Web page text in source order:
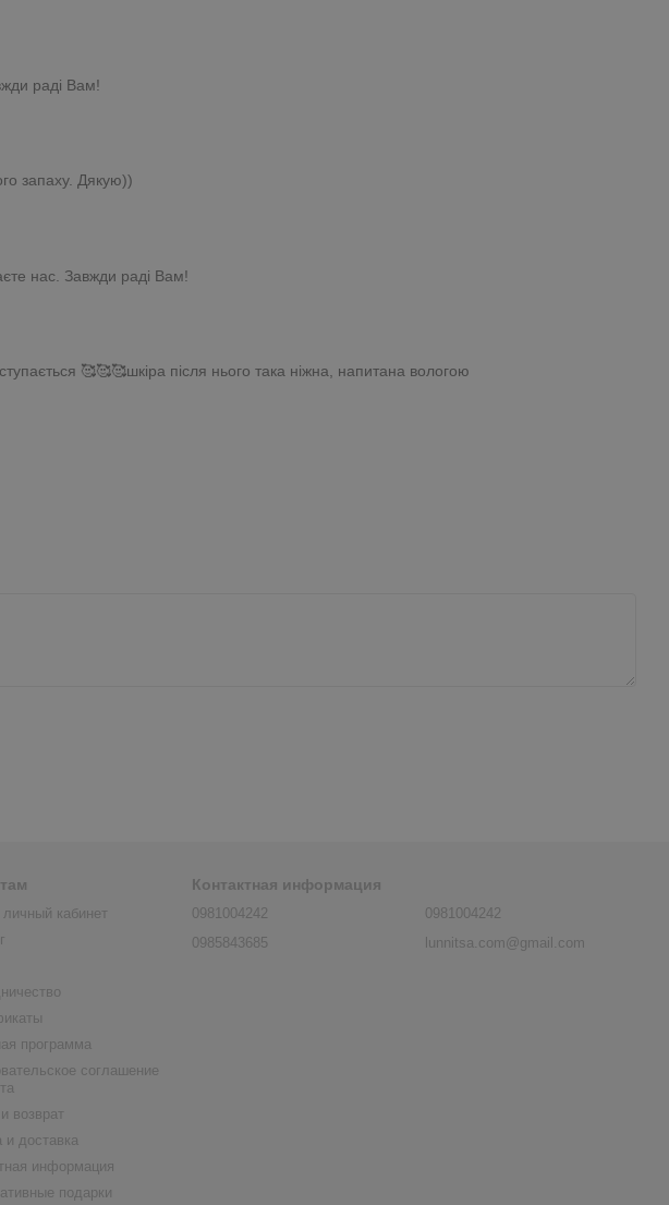
раді Вам!
запаху. Дякую))
нас. Завжди раді Вам!
🥰🥰🥰шкіра після нього така ніжна, напитана вологою
кабинет
программа
соглашение
возврат
и доставка
информация
подарки
Контактная информация
0981004242
0985843685
0981004242
lunnitsa.com@gmail.com